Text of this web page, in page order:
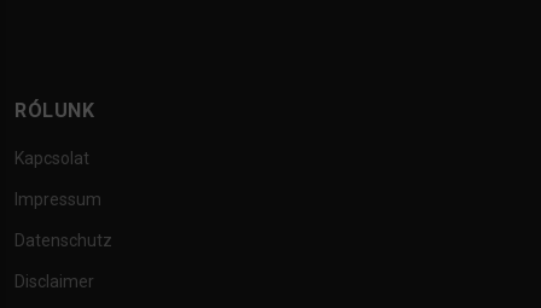
RÓLUNK
Kapcsolat
Impressum
Datenschutz
Disclaimer